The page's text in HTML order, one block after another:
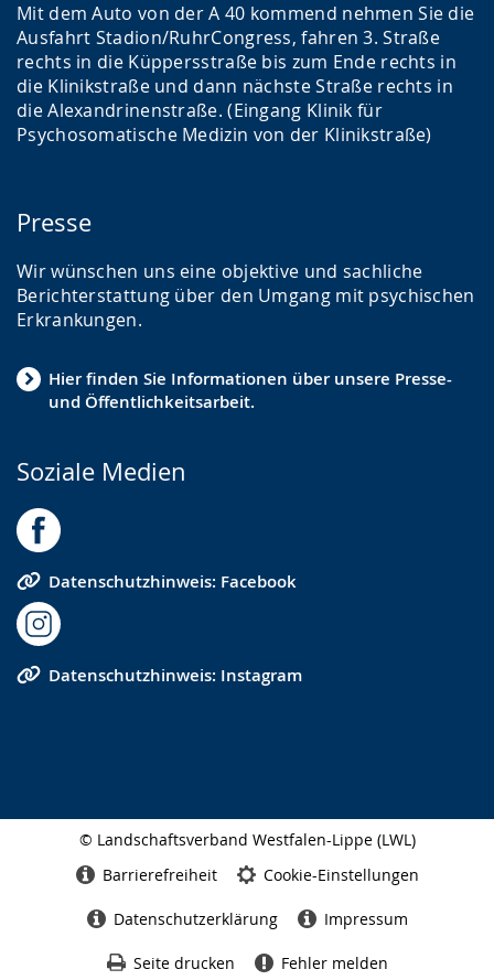
Mit dem Auto von der A 40 kommend nehmen Sie die
Ausfahrt Stadion/RuhrCongress, fahren 3. Straße
rechts in die Küppersstraße bis zum Ende rechts in
die Klinikstraße und dann nächste Straße rechts in
die Alexandrinenstraße. (Eingang Klinik für
Psychosomatische Medizin von der Klinikstraße)
Presse
Wir wünschen uns eine objektive und sachliche
Berichterstattung über den Umgang mit psychischen
Erkrankungen.
Hier finden Sie Informationen über unsere Presse-
und Öffentlichkeitsarbeit.
Soziale Medien
Datenschutzhinweis: Facebook
Datenschutzhinweis: Instagram
© Landschaftsverband Westfalen-Lippe (LWL)
Barrierefreiheit Cookie-Einstellungen
Datenschutzerklärung Impressum
Seite drucken Fehler melden